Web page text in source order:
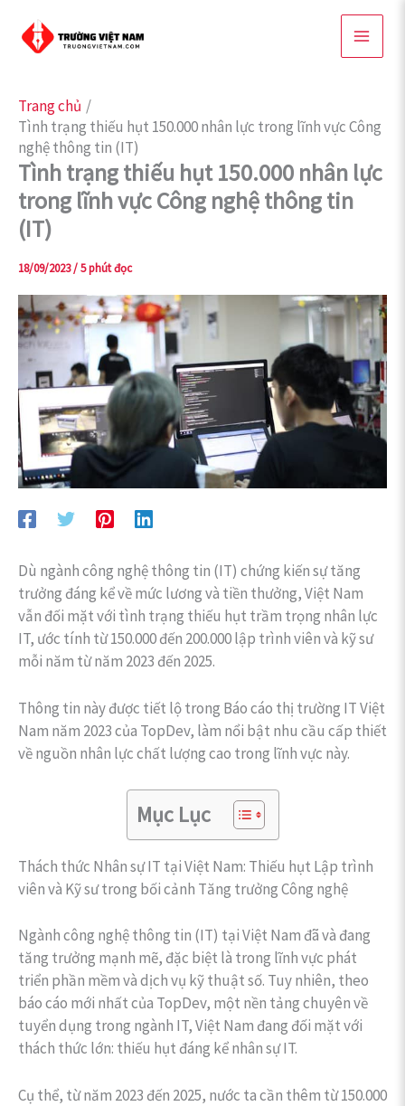
Trang chủ
Tình trạng thiếu hụt 150.000 nhân lực trong lĩnh vực Công
nghệ thông tin (IT)
Tình trạng thiếu hụt 150.000 nhân lực
trong lĩnh vực Công nghệ thông tin
(IT)
18/09/2023/5 phút đọc
Dù ngành công nghệ thông tin (IT) chứng kiến sự tăng
trưởng đáng kể về mức lương và tiền thưởng, Việt Nam
vẫn đối mặt với tình trạng thiếu hụt trầm trọng nhân lực
IT, ước tính từ 150.000 đến 200.000 lập trình viên và kỹ sư
mỗi năm từ năm 2023 đến 2025.
Thông tin này được tiết lộ trong Báo cáo thị trường IT Việt
Nam năm 2023 của TopDev, làm nổi bật nhu cầu cấp thiết
về nguồn nhân lực chất lượng cao trong lĩnh vực này.
Mục Lục
Thách thức Nhân sự IT tại Việt Nam: Thiếu hụt Lập trình
viên và Kỹ sư trong bối cảnh Tăng trưởng Công nghệ
Ngành công nghệ thông tin (IT) tại Việt Nam đã và đang
tăng trưởng mạnh mẽ, đặc biệt là trong lĩnh vực phát
triển phần mềm và dịch vụ kỹ thuật số. Tuy nhiên, theo
báo cáo mới nhất của TopDev, một nền tảng chuyên về
tuyển dụng trong ngành IT, Việt Nam đang đối mặt với
thách thức lớn: thiếu hụt đáng kể nhân sự IT.
Cụ thể, từ năm 2023 đến 2025, nước ta cần thêm từ 150.000